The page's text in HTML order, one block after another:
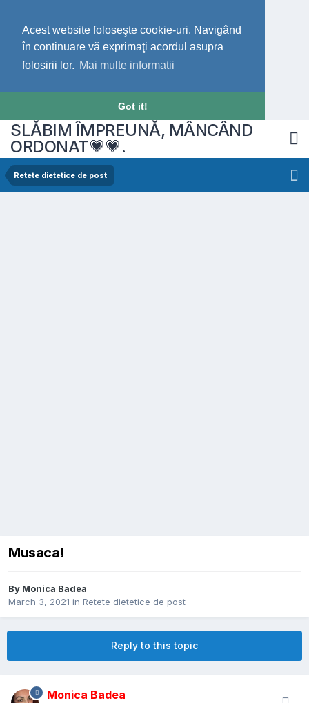
Acest website foloseşte cookie-uri. Navigând
în continuare vă exprimaţi acordul asupra
folosirii lor. Mai multe informatii
Got it!
SLĂBIM ÎMPREUNĂ, MÂNCÂND
ORDONAT💗💗.
Retete dietetice de post
Musaca!
By Monica Badea
March 3, 2021 in Retete dietetice de post
Reply to this topic
Monica Badea